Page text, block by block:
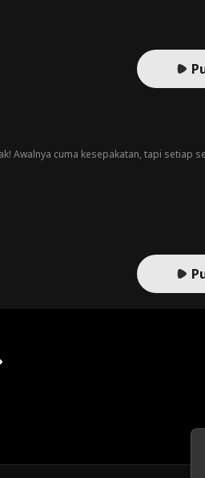
Awalnya cuma kesepakatan, tapi setiap